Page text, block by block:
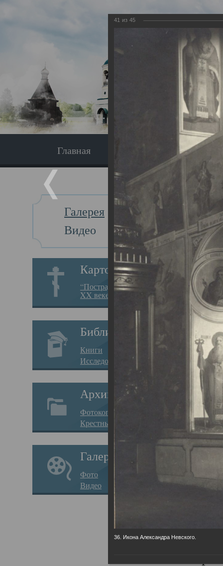
Главная Экскурсия
Галерея
Видео
Картотека
“Пострадавшие за веру в
XX веке на Севере”
Библиотека
Книги
Исследования
Архив
Фотокопии дел
Крестные ходы
Галерея
Фото
Видео
Главная
41 из 45
36. Икона Александра Невского.